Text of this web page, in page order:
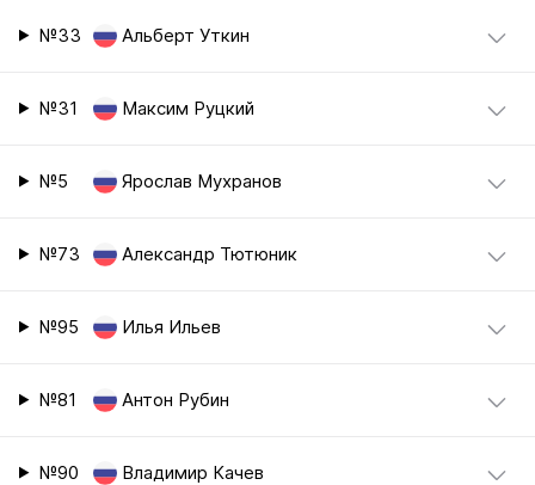
№33 Альберт Уткин
№31 Максим Руцкий
№5 Ярослав Мухранов
№73 Александр Тютюник
№95 Илья Ильев
№81 Антон Рубин
№90 Владимир Качев